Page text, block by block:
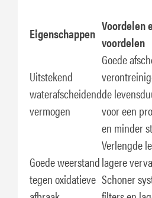
Eigenschappen Voordelen
voordelen
Uitstekend
waterafscheidend
vermogen
Goede
de
voor een
en minder
Goede weerstand
tegen oxidatieve
Verlengde
lagere
Schoner